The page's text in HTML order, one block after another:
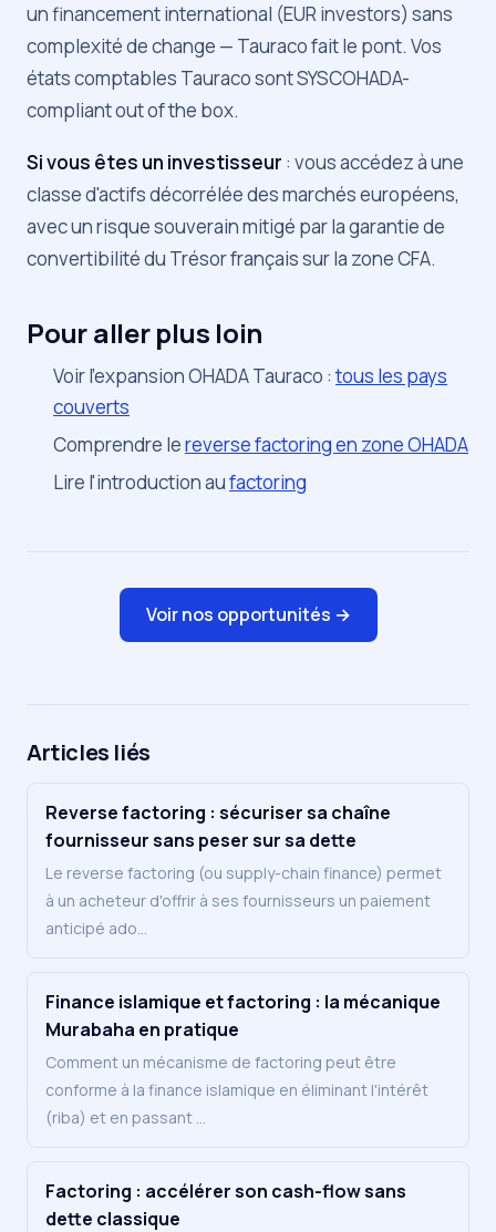
un financement international (EUR investors) sans
complexité de change — Tauraco fait le pont. Vos
états comptables Tauraco sont SYSCOHADA-
compliant out of the box.
Si vous êtes un investisseur : vous accédez à une
classe d'actifs décorrélée des marchés européens,
avec un risque souverain mitigé par la garantie de
convertibilité du Trésor français sur la zone CFA.
Pour aller plus loin
Voir l'expansion OHADA Tauraco :tous les pays
couverts
Comprendre lereverse factoring en zone OHADA
Lire l'introduction aufactoring
Voir nos opportunités →
Articles liés
Reverse factoring : sécuriser sa chaîne
fournisseur sans peser sur sa dette
Le reverse factoring (ou supply-chain finance) permet
à un acheteur d'offrir à ses fournisseurs un paiement
anticipé ado…
Finance islamique et factoring : la mécanique
Murabaha en pratique
Comment un mécanisme de factoring peut être
conforme à la finance islamique en éliminant l'intérêt
(riba) et en passant …
Factoring : accélérer son cash-flow sans
dette classique